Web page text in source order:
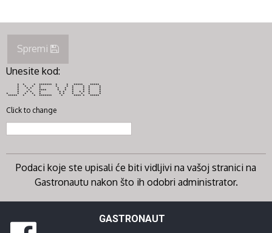
Spremi
Unesite kod:
* * * ******* * * ***** *****
* * * * * * * * * *
* * * * * * * * * *
* * **** * * * * * *
* * * * * * * * * * *
* * * * * * * * * * *
***** * * ******* * **** * *****
Click to change
Podaci koje ste upisali će biti vidljivi na vašoj stranici na
Gastronautu nakon što ih odobri administrator.
GASTRONAUT